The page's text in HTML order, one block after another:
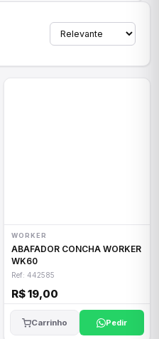
WORKER
ABAFADOR CONCHA WORKER
WK60
Ref: 442585
R$ 19,00
Carrinho Pedir